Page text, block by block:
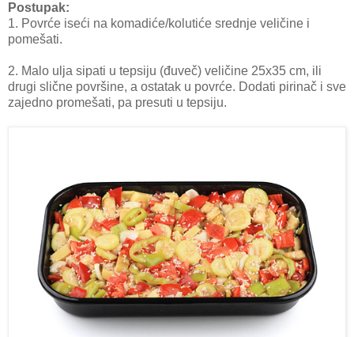
Postupak:
1. Povrće iseći na komadiće/kolutiće srednje veličine i
pomešati.
2. Malo ulja sipati u tepsiju (đuveč) veličine 25x35 cm, ili
drugi slične površine, a ostatak u povrće. Dodati pirinač i sve
zajedno promešati, pa presuti u tepsiju.